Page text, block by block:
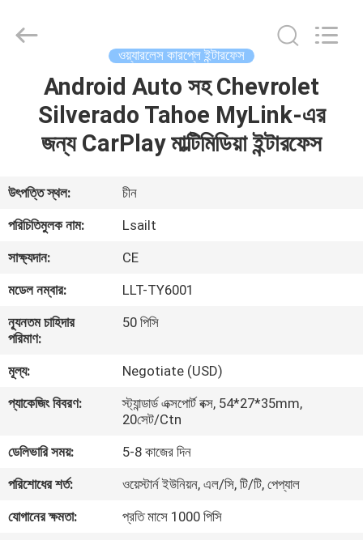
ভিডিও
সম্পর্কে
কারখানা
মান
যোগাযোগ
করুন
Electron
Co.,Ltd.
ওয়্যারলেস কারপ্লে ইন্টারফেস
Android Auto সহ Chevrolet
Silverado Tahoe MyLink-এর
জন্য CarPlay মাল্টিমিডিয়া ইন্টারফেস
উৎপত্তি স্থল:
চীন
পরিচিতিমুলক নাম:
Lsailt
সাক্ষ্যদান:
CE
মডেল নম্বার:
LLT-TY6001
ন্যূনতম চাহিদার
পরিমাণ:
50 পিসি
মূল্য:
Negotiate (USD)
প্যাকেজিং বিবরণ:
স্ট্যান্ডার্ড এক্সপোর্ট বক্স, 54*27*35mm,
20সেট/Ctn
ডেলিভারি সময়:
5-8 কাজের দিন
পরিশোধের শর্ত:
ওয়েস্টার্ন ইউনিয়ন, এল/সি, টি/টি, পেপ্যাল
যোগানের ক্ষমতা:
প্রতি মাসে 1000 পিসি